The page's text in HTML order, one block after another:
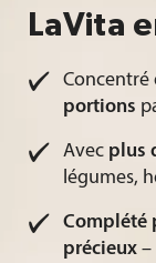
LaVita
Concentré
portions
Avec plus
légumes,
Complété
précieux –